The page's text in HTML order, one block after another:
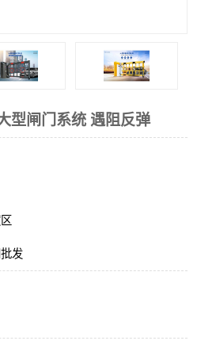
型闸门系统 遇阻反弹
发